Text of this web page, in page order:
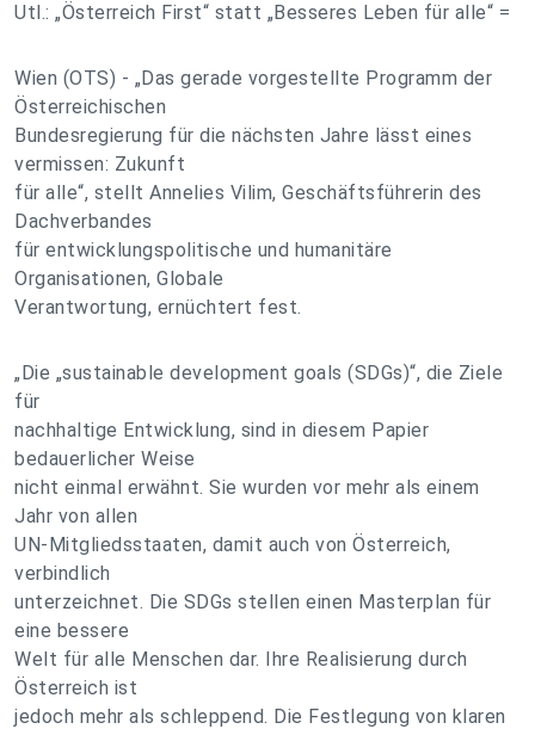
Utl.: „Österreich First“ statt „Besseres Leben für alle“ =
Wien (OTS) - „Das gerade vorgestellte Programm der
Österreichischen
Bundesregierung für die nächsten Jahre lässt eines
vermissen: Zukunft
für alle“, stellt Annelies Vilim, Geschäftsführerin des
Dachverbandes
für entwicklungspolitische und humanitäre
Organisationen, Globale
Verantwortung, ernüchtert fest.
„Die „sustainable development goals (SDGs)“, die Ziele
für
nachhaltige Entwicklung, sind in diesem Papier
bedauerlicher Weise
nicht einmal erwähnt. Sie wurden vor mehr als einem
Jahr von allen
UN-Mitgliedsstaaten, damit auch von Österreich,
verbindlich
unterzeichnet. Die SDGs stellen einen Masterplan für
eine bessere
Welt für alle Menschen dar. Ihre Realisierung durch
Österreich ist
jedoch mehr als schleppend. Die Festlegung von klaren